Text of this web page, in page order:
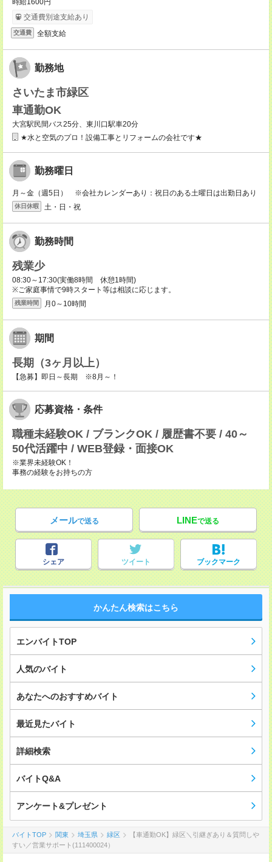
時給1600円
交通費別途支給あり
交通費 全額支給
勤務地
さいたま市緑区
車通勤OK
大宮駅民間バス25分、東川口駅車20分
★水と空気のプロ！設備工事とリフォームの会社です★
勤務曜日
月～金（週5日） ※会社カレンダーあり：祝日のある土曜日は出勤日あり
休日休暇 土・日・祝
勤務時間
残業少
08:30～17:30(実働8時間 休憩1時間)
※ご家庭事情で9時スタート等は相談に応じます。
残業時間 月0～10時間
期間
長期（3ヶ月以上）
【急募】即日～長期 ※8月～！
応募資格・条件
職種未経験OK / ブランクOK / 履歴書不要 / 40～
50代活躍中 / WEB登録・面接OK
※業界未経験OK！
事務の経験をお持ちの方
メールで送る LINEで送る
シェア ツイート ブックマーク
かんたん検索はこちら
エンバイトTOP
人気のバイト
あなたへのおすすめバイト
最近見たバイト
詳細検索
バイトQ&A
アンケート&プレゼント
バイトTOP 関東 埼玉県 緑区
【車通勤OK】緑区＼引継ぎあり＆質問しや
すい／営業サポート(111400024）